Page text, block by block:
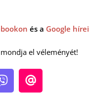
és a Google hírei
el véleményét!